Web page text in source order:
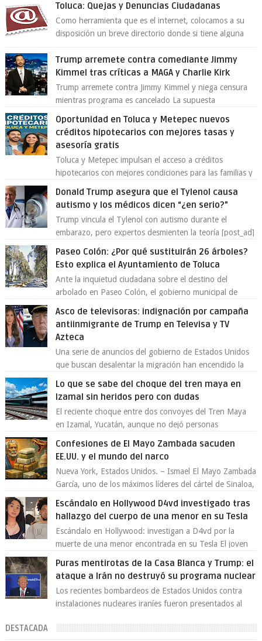
Toluca: Quejas y Denuncias Ciudadanas
Como herramienta que es el internet, colocamos a su
disposición un breve directorio donde si tiene alguna
Trump arremete contra comediante Jimmy
Kimmel tras críticas a MAGA y Charlie Kirk
Trump arremete contra Jimmy Kimmel y niega censura
mientras programa es cancelado La supuesta
Oportunidad en Toluca y Metepec nuevos
créditos hipotecarios con mejores tasas y
asesoría gratis
Toluca y Metepec impulsan el acceso a créditos
hipotecarios con mejores condiciones para las familias y
Donald Trump asegura que el Tylenol causa
autismo y los médicos dicen “¿en serio?”
Trump vincula el Tylenol con autismo durante el
embarazo, pero expertos desmienten la teoría [post_ad]
Paseo Colón: ¿Por qué sustituirán 26 árboles?
Esto explica el Ayuntamiento de Toluca
Ante la inquietud ciudadana sobre el destino del
arbolado en Paseo Colón, el gobierno municipal de
Asco de televisoras: indignación por campaña
antiinmigrante de Trump en Televisa y TV
Azteca
Una serie de anuncios del gobierno de Estados Unidos
que buscan desalentar la migración han encendido la
Lo que se sabe del choque del tren maya en
Izamal sin heridos pero con dudas
El reciente choque entre dos convoyes del Tren Maya
en Izamal, Yucatán, aunque no dejó personas
Confesiones de El Mayo Zambada sacuden
EE.UU. y el mundo del narco
Nueva York, Estados Unidos. – Ismael El Mayo Zambada
García, uno de los máximos líderes del cártel de Sinaloa,
Escándalo en Hollywood D4vd investigado tras
hallazgo del cuerpo de una menor en su Tesla
Escándalo en Hollywood: investigan a D4vd por la
muerte de una menor encontrada en su Tesla El joven
Puras mentirotas de la Casa Blanca y Trump: el
ataque a Irán no destruyó su programa nuclear
Los recientes bombardeos de Estados Unidos contra
instalaciones nucleares iraníes fueron presentados al
DESTACADA